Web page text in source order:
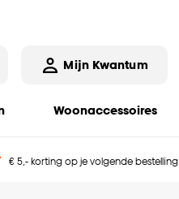
Mijn Kwantum
Woonaccessoires
€ 5,- korting op je volgende bestelling